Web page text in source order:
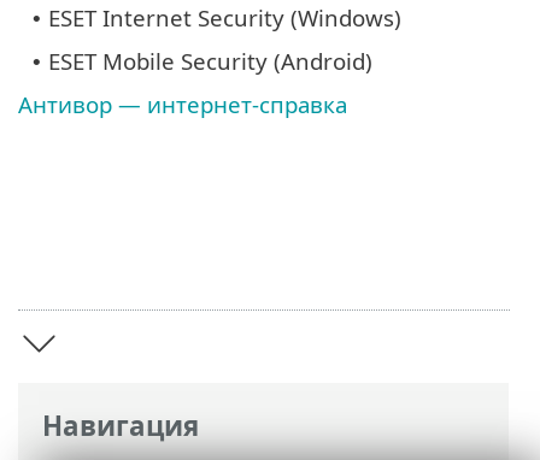
Навигация
• ESET Internet Security (Windows)
• ESET Mobile Security (Android)
Антивор — интернет-справка